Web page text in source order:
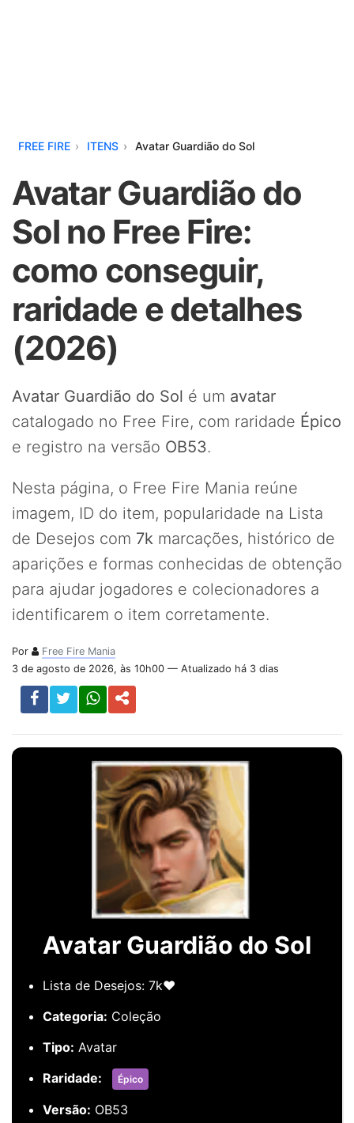
FREE FIRE ITENS Avatar Guardião do Sol
Avatar Guardião do
Sol no Free Fire:
como conseguir,
raridade e detalhes
(2026)
Avatar Guardião do Sol é um avatar
catalogado no Free Fire, com raridade Épico
e registro na versão OB53.
Nesta página, o Free Fire Mania reúne
imagem, ID do item, popularidade na Lista
de Desejos com 7k marcações, histórico de
aparições e formas conhecidas de obtenção
para ajudar jogadores e colecionadores a
identificarem o item corretamente.
Por
Free Fire Mania
3 de agosto de 2026, às 10h00 — Atualizado há 3 dias
Avatar Guardião do Sol
Lista de Desejos: 7k❤️
Categoria: Coleção
Tipo: Avatar
Raridade:
Épico
Versão: OB53